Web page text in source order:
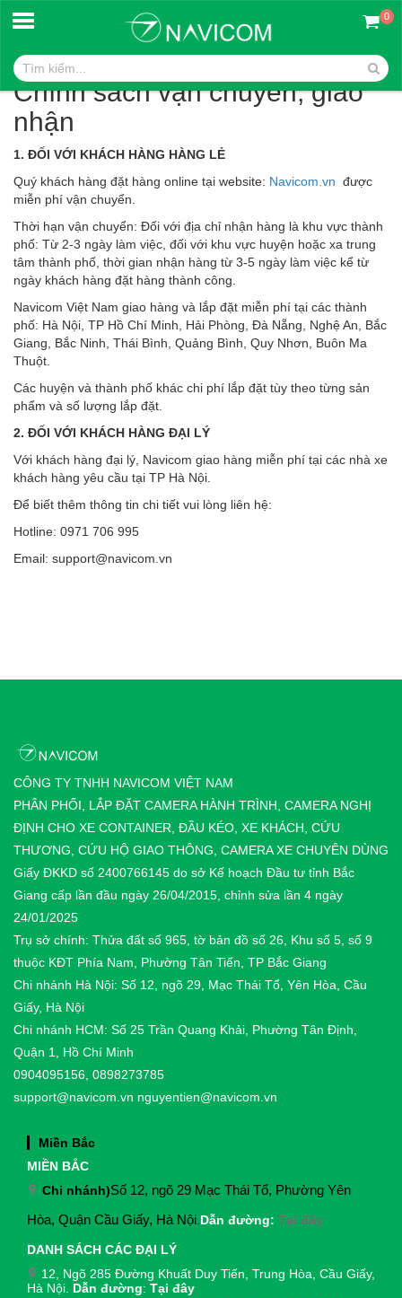
0
Trang chủ
Chính sách vận chuyển, giao
nhận
1. ĐỐI VỚI KHÁCH HÀNG HÀNG LẺ
Quý khách hàng đặt hàng online tại website: Navicom.vn được
miễn phí vận chuyển.
Thời hạn vận chuyển: Đối với địa chỉ nhận hàng là khu vực thành
phố: Từ 2-3 ngày làm việc, đối với khu vực huyện hoặc xa trung
tâm thành phố, thời gian nhận hàng từ 3-5 ngày làm việc kể từ
ngày khách hàng đặt hàng thành công.
Navicom Việt Nam giao hàng và lắp đặt miễn phí tại các thành
phố: Hà Nội, TP Hồ Chí Minh, Hải Phòng, Đà Nẵng, Nghệ An, Bắc
Giang, Bắc Ninh, Thái Bình, Quảng Bình, Quy Nhơn, Buôn Ma
Thuột.
Các huyện và thành phố khác chi phí lắp đặt tùy theo từng sản
phẩm và số lượng lắp đặt.
2. ĐỐI VỚI KHÁCH HÀNG ĐẠI LÝ
Với khách hàng đại lý, Navicom giao hàng miễn phí tại các nhà xe
khách hàng yêu cầu tại TP Hà Nội.
Để biết thêm thông tin chi tiết vui lòng liên hệ:
Hotline: 0971 706 995
Email: support@navicom.vn
CÔNG TY TNHH NAVICOM VIỆT NAM
PHÂN PHỐI, LẮP ĐẶT CAMERA HÀNH TRÌNH, CAMERA NGHỊ
ĐỊNH CHO XE CONTAINER, ĐẦU KÉO, XE KHÁCH, CỨU
THƯƠNG, CỨU HỘ GIAO THÔNG, CAMERA XE CHUYÊN DÙNG
Giấy ĐKKD số 2400766145 do sở Kế hoạch Đầu tư tỉnh Bắc
Giang cấp lần đầu ngày 26/04/2015, chỉnh sửa lần 4 ngày
24/01/2025
Trụ sở chính: Thửa đất số 965, tờ bản đồ số 26, Khu số 5, số 9
thuộc KĐT Phía Nam, Phường Tân Tiến, TP Bắc Giang
Chi nhánh Hà Nội: Số 12, ngõ 29, Mạc Thái Tổ, Yên Hòa, Cầu
Giấy, Hà Nội
Chi nhánh HCM: Số 25 Trần Quang Khải, Phường Tân Định,
Quận 1, Hồ Chí Minh
0904095156, 0898273785
support@navicom.vn nguyentien@navicom.vn
Miền Bắc
MIỀN BẮC
(Chi nhánh)Số 12, ngõ 29 Mạc Thái Tổ, Phường Yên
Hòa, Quận Cầu Giấy, Hà Nội Dẫn đường: Tại đây
DANH SÁCH CÁC ĐẠI LÝ
12, Ngõ 285 Đường Khuất Duy Tiến, Trung Hòa, Cầu Giấy,
Hà Nội. Dẫn đường: Tại đây